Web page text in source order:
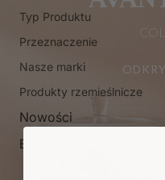
Typ Produktu
Przeznaczenie
Nasze marki
Produkty rzemieślnicze
Nowości
Bestsellery